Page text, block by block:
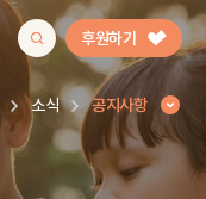
후원하기
소식 공지사항